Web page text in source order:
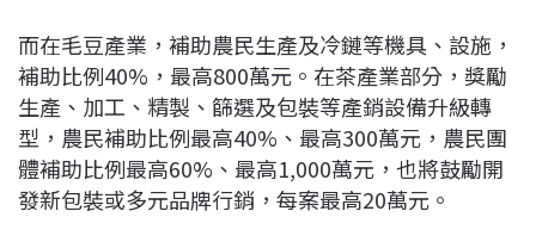
而在毛豆產業，補助農民生產及冷鏈等機具、設施，
補助比例40%，最高800萬元。在茶產業部分，獎勵
生產、加工、精製、篩選及包裝等產銷設備升級轉
型，農民補助比例最高40%、最高300萬元，農民團
體補助比例最高60%、最高1,000萬元，也將鼓勵開
發新包裝或多元品牌行銷，每案最高20萬元。